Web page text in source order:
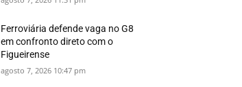
Ferroviária defende vaga no G8
em confronto direto com o
Figueirense
agosto 7, 2026 10:47 pm